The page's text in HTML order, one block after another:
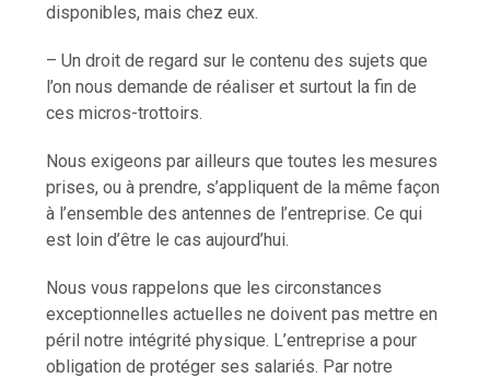
disponibles, mais chez eux.
– Un droit de regard sur le contenu des sujets que
l’on nous demande de réaliser et surtout la fin de
ces micros-trottoirs.
Nous exigeons par ailleurs que toutes les mesures
prises, ou à prendre, s’appliquent de la même façon
à l’ensemble des antennes de l’entreprise. Ce qui
est loin d’être le cas aujourd’hui.
Nous vous rappelons que les circonstances
exceptionnelles actuelles ne doivent pas mettre en
péril notre intégrité physique. L’entreprise a pour
obligation de protéger ses salariés. Par notre